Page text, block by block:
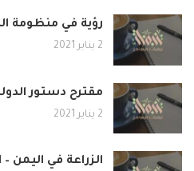
رؤية في منظومة
2 يناير 2021
مقترح دستور
2 يناير 2021
الزراعة في اليمن